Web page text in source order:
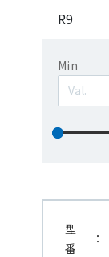
R9
Min
型
番
：